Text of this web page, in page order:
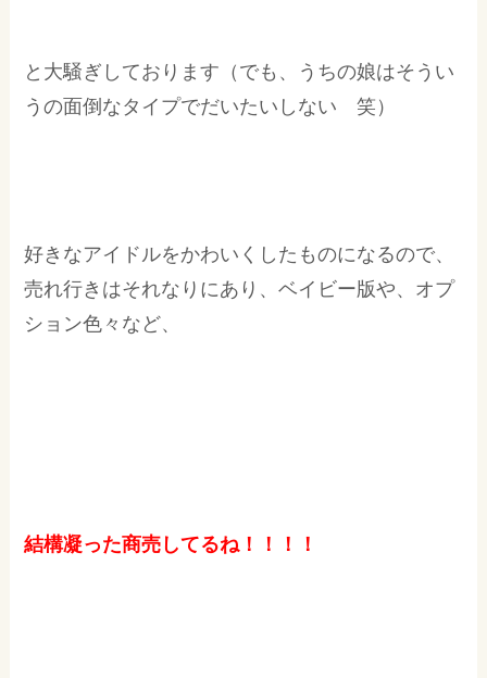
と大騒ぎしております（でも、うちの娘はそうい
うの面倒なタイプでだいたいしない 笑）
好きなアイドルをかわいくしたものになるので、
売れ行きはそれなりにあり、ベイビー版や、オプ
ション色々など、
結構凝った商売してるね！！！！